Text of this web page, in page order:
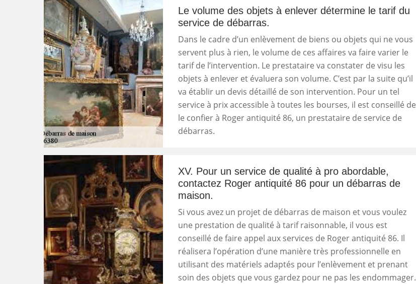
Le volume des objets à enlever détermine le tarif du
service de débarras.
Dans le cadre d’un enlèvement de biens ou objets qui ne vous
servent plus à rien, le volume de ces affaires va faire varier le
tarif de l’intervention. Le prestataire va constater de visu les
objets à enlever et évaluera son volume. C’est par la suite qu’il
va établir un devis détaillé de son intervention. Pour un tel
service à prix accessible à toutes les bourses, il est conseillé de
le confier à Roger antiquité 86, un prestataire de service de
débarras.
XV. Pour un service de qualité à pro abordable,
contactez Roger antiquité 86 pour un débarras de
maison.
Si vous avez un projet de débarras de maison et vous voulez
une prestation de qualité à tarif raisonnable, il vous est
conseillé de faire appel aux services de Roger antiquité 86. Il
réalisera l’opération d’une manière très professionnelle en
utilisant des matériels adaptés pour l’enlèvement et prenant
soin des objets que vous gardez pour ne pas les endommager.